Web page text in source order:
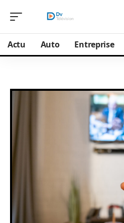
Actu Auto Entreprise